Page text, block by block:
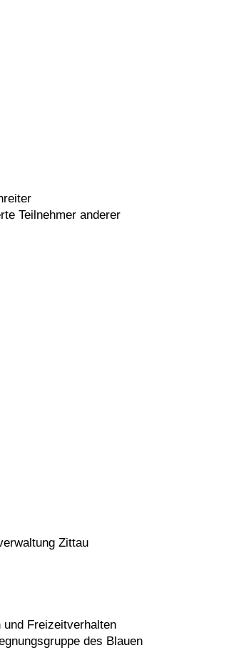
Teilnehmer anderer
Zittau
Freizeitverhalten
des Blauen